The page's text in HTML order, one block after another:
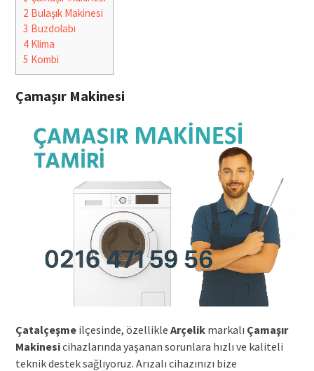
2 Bulaşık Makinesi
3 Buzdolabı
4Klima
5 Kombi
Çamaşır Makinesi
Çatalçeşmeilçesinde, özellikle Arçelikmarkalı Çamaşır
Makinesicihazlarında yaşanan sorunlara hızlı ve kaliteli
teknik destek sağlıyoruz. Arızalı cihazınızı bize